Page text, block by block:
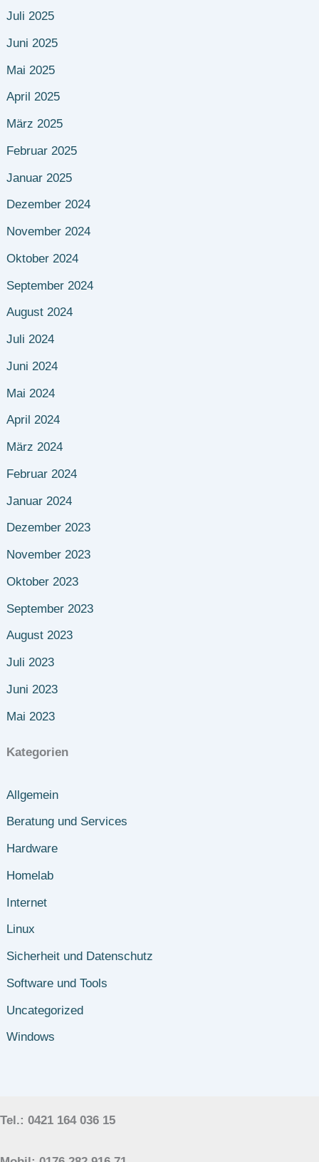
Juli 2025
Juni 2025
Mai 2025
April 2025
März 2025
Februar 2025
Januar 2025
Dezember 2024
November 2024
Oktober 2024
September 2024
August 2024
Juli 2024
Juni 2024
Mai 2024
April 2024
März 2024
Februar 2024
Januar 2024
Dezember 2023
November 2023
Oktober 2023
September 2023
August 2023
Juli 2023
Juni 2023
Mai 2023
Kategorien
Allgemein
Beratung und Services
Hardware
Homelab
Internet
Linux
Sicherheit und Datenschutz
Software und Tools
Uncategorized
Windows
Tel.: 0421 164 036 15